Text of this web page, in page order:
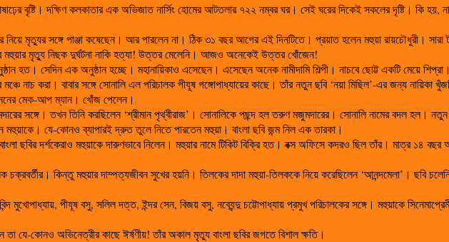
বৃষ্টি। দক্ষিণ কলকাতার এক অভিজাত নার্সিং হোমের আটতলার ৭২২ নম্বর ঘর। সেই ঘরের দিকেই সকলের দৃষ্টি। কি হয়,
মৃত্যুর সঙ্গে পাঞ্জা কষেছেন। আর পারলেন না। ঠিক ৩১ বছর আগের এই দিনটিতে। প্রয়াত হলেন মহুয়া রায়চৌধুরী। সারা
মহুয়ার মৃত্যু নিছক দুর্ঘটনা নাকি হত্যা! উত্তর মেলেনি। আজও অনেকেই উত্তর খোঁজেন!
হত। সেদিন এক অনুষ্ঠান হচ্ছে। মহানায়িকাও এসেছেন। এসেছেন অনেক নামীদামি শিল্পী। নাচবে ছোট্ট একটি মেয়ে
নাচ করা। বাবার সঙ্গে সোনালি এল পরিচালক পীযূষ গঙ্গোপাধ্যায়ের কাছে। তাঁর নতুন ছবি ‘নয়া মিছিল’-এর জন্য নায়িকা
সেনের মেক-আপ ম্যান। খোঁজ পেলেন।
সঙ্গে। তখন তিনি করছিলেন ‘শ্রীমান পৃথ্বীরাজ’। সোনালিকে পছন্দ হল তরুণ মজুমদারের। সোনালি নামের বদল হল।
মহুয়াকে। যে-কোনও ব্যাপারই দ্রুত তুলে নিতে পারতেন মহুয়া। বাংলা ছবি জন্ম নিল এক তারকা।
ছবির দর্শকেরাও মহুয়াকে দারুণভাবে নিলেন। মহুয়ার নামে টিকিট বিক্রি হত। বক্স অফিসে কদরও ছিল তাঁর। মাত্র ১৪
চক্রবর্তীর। কিন্তু মহুয়ার দাম্পত্যজীবন সুখের হয়নি। তিলকের দাদা মহুয়া-তিলককে নিয়ে করেছিলেন ‘আনন্দমেলা’। ছবি
মুখোপাধ্যায়, পীযূষ বসু, সলিল দত্ত, ইন্দর সেন, বিজয় বসু, নব্যেন্দু চট্টোপাধ্যায় প্রমুখ পরিচালকের সঙ্গে। মহুয়াকে
তা যে-কোনও অভিনেত্রীর কাছে ঈর্ষণীয়! তাঁর অকাল মৃত্যু বাংলা ছবির জগতে বিশাল ক্ষতি।